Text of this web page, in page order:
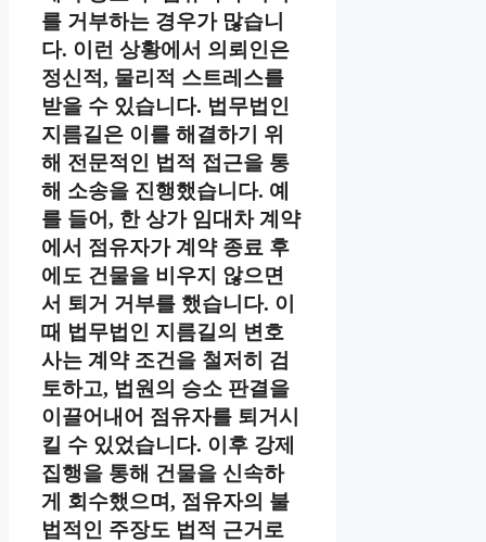
를 거부하는 경우가 많습니
다. 이런 상황에서 의뢰인은
정신적, 물리적 스트레스를
받을 수 있습니다. 법무법인
지름길은 이를 해결하기 위
해 전문적인 법적 접근을 통
해 소송을 진행했습니다. 예
를 들어, 한 상가 임대차 계약
에서 점유자가 계약 종료 후
에도 건물을 비우지 않으면
서 퇴거 거부를 했습니다. 이
때 법무법인 지름길의 변호
사는 계약 조건을 철저히 검
토하고, 법원의 승소 판결을
이끌어내어 점유자를 퇴거시
킬 수 있었습니다. 이후 강제
집행을 통해 건물을 신속하
게 회수했으며, 점유자의 불
법적인 주장도 법적 근거로